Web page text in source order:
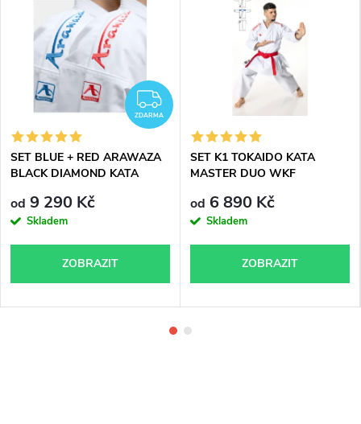
ZDARMA
ZDARMA
SET BLUE + RED ARAWAZA
BLACK DIAMOND KATA
od 9 290 Kč
Skladem
ZOBRAZIT
SET K1 TOKAIDO KATA
MASTER DUO WKF
od 6 890 Kč
Skladem
ZOBRAZIT